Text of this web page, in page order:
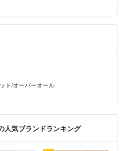
ト/オーバーオール
人気ブランドランキング